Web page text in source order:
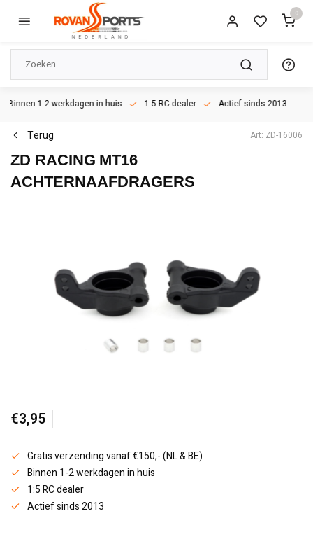
0
Binnen 1-2 werkdagen in huis 1:5 RC dealer Actief sinds 2013
Terug Art: ZD-16006
ZD RACING MT16
ACHTERNAAFDRAGERS
€3,95
Gratis verzending vanaf €150,- (NL & BE)
Binnen 1-2 werkdagen in huis
1:5 RC dealer
Actief sinds 2013